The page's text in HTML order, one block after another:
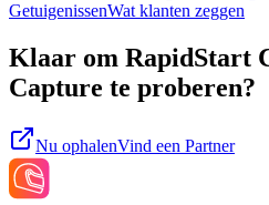
GetuigenissenWat klanten zeggen
Klaar om RapidStart
Capture te proberen?
Nu ophalenVind een Partner